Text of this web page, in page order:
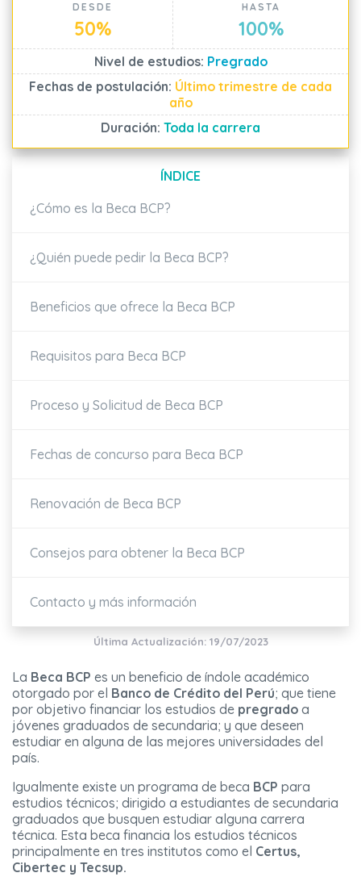
DESDE
50%
HASTA
100%
Nivel de estudios: Pregrado
Fechas de postulación: Último trimestre de cada
año
Duración: Toda la carrera
ÍNDICE
¿Cómo es la Beca BCP?
¿Quién puede pedir la Beca BCP?
Beneficios que ofrece la Beca BCP
Requisitos para Beca BCP
Proceso y Solicitud de Beca BCP
Fechas de concurso para Beca BCP
Renovación de Beca BCP
Consejos para obtener la Beca BCP
Contacto y más información
Última Actualización: 19/07/2023
La Beca BCP es un beneficio de índole académico
otorgado por el Banco de Crédito del Perú; que tiene
por objetivo financiar los estudios de pregrado a
jóvenes graduados de secundaria; y que deseen
estudiar en alguna de las mejores universidades del
país.
Igualmente existe un programa de beca BCP para
estudios técnicos; dirigido a estudiantes de secundaria
graduados que busquen estudiar alguna carrera
técnica. Esta beca financia los estudios técnicos
principalmente en tres institutos como el Certus,
Cibertec y Tecsup.